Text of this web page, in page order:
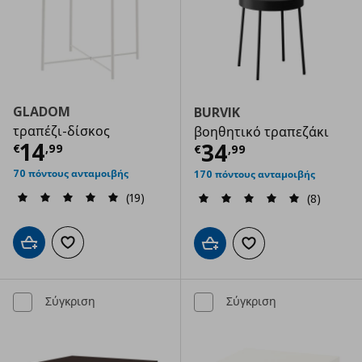
GLADOM
τραπέζι-δίσκος
€14,99
Τρέχουσα τιμή € 14,99
70 πόντους ανταμοιβής
(19)
Προσθήκη στο καλάθι
Προσθήκη στα αγαπημένα
BURVIK
βοηθητικό τραπεζάκι
€34,99
Τρέχουσα
170 πόντους ανταμοιβής
(8)
Προσθήκη στο καλάθι
Προσθήκη στα
Σύγκριση Σύγκριση